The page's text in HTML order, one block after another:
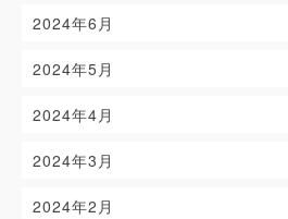
2024年6月
2024年5月
2024年4月
2024年3月
2024年2月